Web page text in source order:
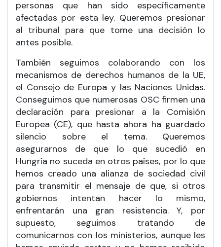
personas que han sido específicamente
afectadas por esta ley. Queremos presionar
al tribunal para que tome una decisión lo
antes posible.
También seguimos colaborando con los
mecanismos de derechos humanos de la UE,
el Consejo de Europa y las Naciones Unidas.
Conseguimos que numerosas OSC firmen una
declaración para presionar a la Comisión
Europea (CE), que hasta ahora ha guardado
silencio sobre el tema. Queremos
asegurarnos de que lo que sucedió en
Hungría no suceda en otros países, por lo que
hemos creado una alianza de sociedad civil
para transmitir el mensaje de que, si otros
gobiernos intentan hacer lo mismo,
enfrentarán una gran resistencia. Y, por
supuesto, seguimos tratando de
comunicarnos con los ministerios, aunque les